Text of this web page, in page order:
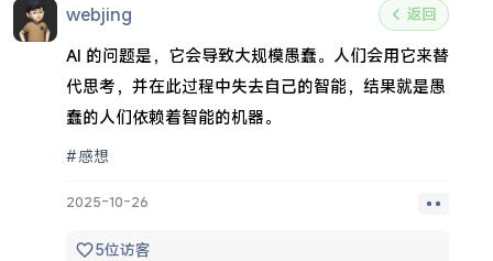
webjing 返回
​AI 的问题是，它会导致大规模愚蠢。人们会用它来替
代思考，并在此过程中失去自己的智能，结果就是愚
蠢的人们依赖着智能的机器。
#感想
2025-10-26
5位访客